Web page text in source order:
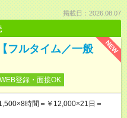
掲載日：2026.08.07
NEW
フルタイム／一般
WEB登録・面接OK
時間＝￥12,000×21日＝